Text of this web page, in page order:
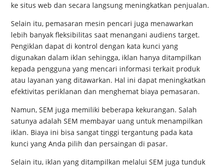
ke situs web dan secara langsung meningkatkan penjualan.
Selain itu, pemasaran mesin pencari juga menawarkan
lebih banyak fleksibilitas saat menangani audiens target.
Pengiklan dapat di kontrol dengan kata kunci yang
digunakan dalam iklan sehingga, iklan hanya ditampilkan
kepada pengguna yang mencari informasi terkait produk
atau layanan yang ditawarkan. Hal ini dapat meningkatkan
efektivitas periklanan dan menghemat biaya pemasaran.
Namun, SEM juga memiliki beberapa kekurangan. Salah
satunya adalah SEM membayar uang untuk menampilkan
iklan. Biaya ini bisa sangat tinggi tergantung pada kata
kunci yang Anda pilih dan persaingan di pasar.
Selain itu, iklan yang ditampilkan melalui SEM juga tunduk